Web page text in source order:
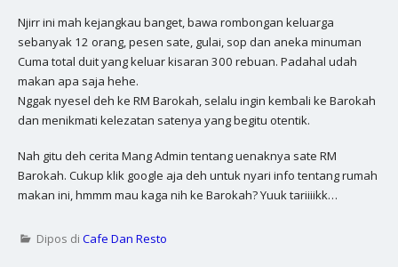
Njirr ini mah kejangkau banget, bawa rombongan keluarga
sebanyak 12 orang, pesen sate, gulai, sop dan aneka minuman
Cuma total duit yang keluar kisaran 300 rebuan. Padahal udah
makan apa saja hehe.
Nggak nyesel deh ke RM Barokah, selalu ingin kembali ke Barokah
dan menikmati kelezatan satenya yang begitu otentik.
Nah gitu deh cerita Mang Admin tentang uenaknya sate RM
Barokah. Cukup klik google aja deh untuk nyari info tentang rumah
makan ini, hmmm mau kaga nih ke Barokah? Yuuk tariiiikk…
Dipos di Cafe Dan Resto